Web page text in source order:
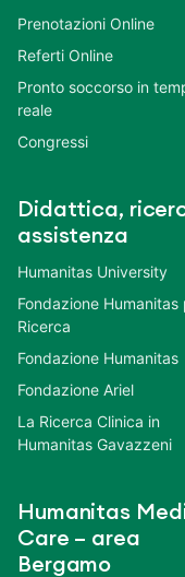
Prenotazioni Online
Referti Online
Pronto soccorso in
reale
Congressi
Didattica,
assistenza
Humanitas University
Fondazione Humanitas
Ricerca
Fondazione Humanitas
Fondazione Ariel
La Ricerca Clinica in
Humanitas Gavazzeni
Humanitas
Care – area
Bergamo